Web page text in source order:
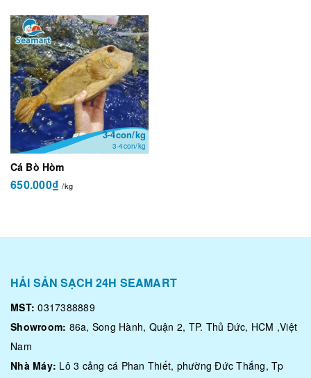
3-4con/kg
3-4con/kg
Cá Bò Hòm
650.000₫/kg
HẢI SẢN SẠCH 24H SEAMART
MST: 0317388889
Showroom: 86a, Song Hành, Quận 2, TP. Thủ Đức, HCM ,Việt
Nam
Nhà Máy: Lô 3 cảng cá Phan Thiết, phường Đức Thắng, Tp